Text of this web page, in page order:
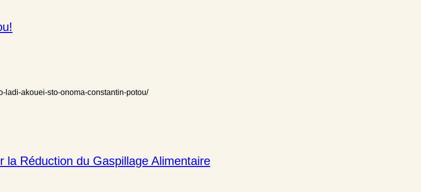
ladi-akouei-sto-onoma-constantin-potou/
la Réduction du Gaspillage Alimentaire